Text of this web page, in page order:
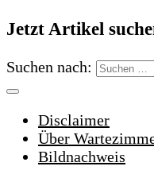
Jetzt Artikel
Suchen nach:
Disclaimer
Über
Bildnachweis